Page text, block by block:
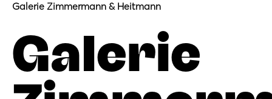
Galerie Zimmermann & Heitmann
Galerie